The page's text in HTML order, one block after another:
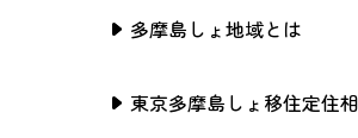
多摩島しょ地域とは
東京多摩島しょ移住定住